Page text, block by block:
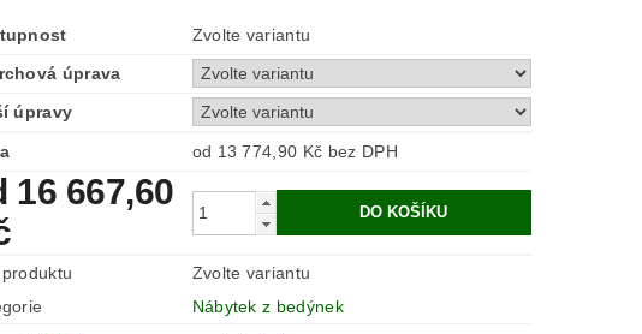
Zvolte variantu
úprava
úpravy
od 13 774,90 Kč bez DPH
16 667,60
Zvolte variantu
Nábytek z bedýnek